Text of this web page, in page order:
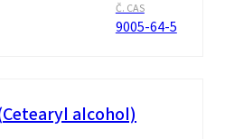
Č. CAS
9005-64-5
alcohol)